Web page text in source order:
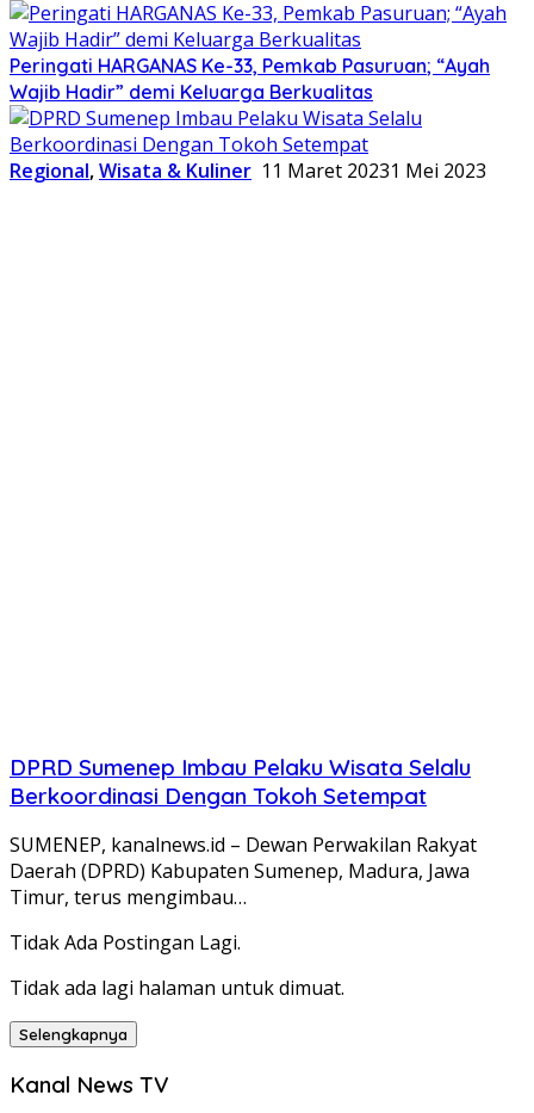
Peringati HARGANAS Ke-33, Pemkab Pasuruan; “Ayah
Wajib Hadir” demi Keluarga Berkualitas
Regional,Wisata & Kuliner 11 Maret 20231 Mei 2023
DPRD Sumenep Imbau Pelaku Wisata Selalu
Berkoordinasi Dengan Tokoh Setempat
SUMENEP, kanalnews.id – Dewan Perwakilan Rakyat
Daerah (DPRD) Kabupaten Sumenep, Madura, Jawa
Timur, terus mengimbau…
Tidak Ada Postingan Lagi.
Tidak ada lagi halaman untuk dimuat.
Selengkapnya
Kanal News TV